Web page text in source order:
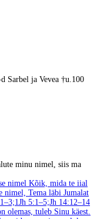
Sarbel ja Vevea †u.100
minu nimel, siis ma
nimel Kõik, mida te iial
nimel, Tema läbi Jumalat
5:1–5;Jh 14:12–14
olemas, tuleb Sinu käest.